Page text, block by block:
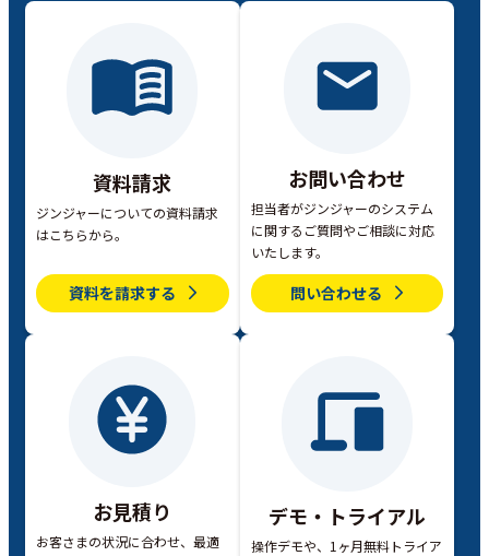
資料請求
ジンジャーについての資料請求
はこちらから。
資料を請求する
お問い合わせ
担当者がジンジャーのシステム
に関するご質問やご相談に対応
いたします。
問い合わせる
お見積り
お客さまの状況に合わせ、最適
デモ・トライアル
操作デモや、1ヶ月無料トライア